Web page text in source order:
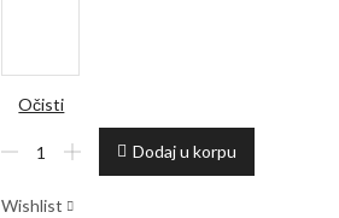
Očisti
Dodaj u korpu
Wishlist